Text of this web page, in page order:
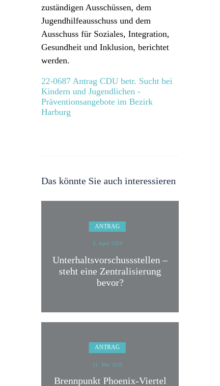
zuständigen Ausschüssen, dem
Jugendhilfeausschuss und dem
Ausschuss für Soziales, Integration,
Gesundheit und Inklusion, berichtet
werden.
22-0687 Antrag CDU betr. Sucht bei
Kindern und Jugendlichen -
Präventionsangebote im Bezirk
Harburg
Das könnte Sie auch interessieren
ANTRAG
3. April 2024
Unterhaltsvorschussstellen –
steht eine Zentralisierung
bevor?
ANTRAG
11. Mai 2025
Brennpunkt Phoenix-Viertel